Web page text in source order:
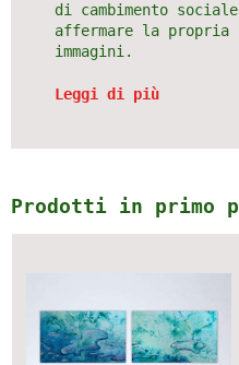
di cambimento
affermare la
immagini.
Leggi di più
Prodotti in primo